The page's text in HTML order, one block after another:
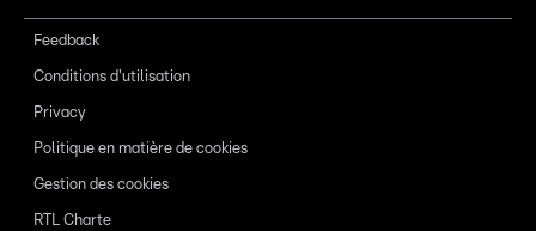
Feedback
Conditions d'utilisation
Privacy
Politique en matière de cookies
Gestion des cookies
RTL Charte